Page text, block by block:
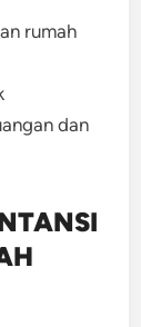
rumah
dan